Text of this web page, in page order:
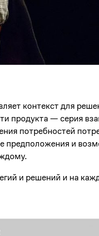
контекст для
продукта — серия
потребностей
предположения и
и решений и на